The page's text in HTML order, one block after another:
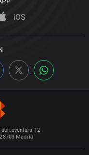
iOS
12
Madrid